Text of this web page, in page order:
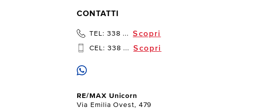
CONTATTI
TEL: 338 ... Scopri
CEL: 338 ... Scopri
RE/MAX Unicorn
Via Emilia Ovest, 479